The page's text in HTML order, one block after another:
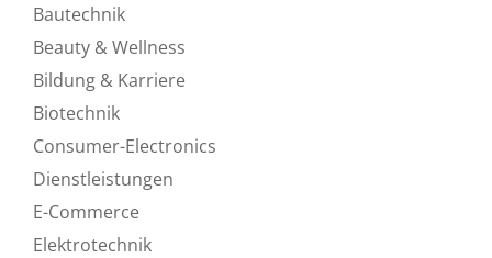
Bautechnik
Beauty & Wellness
Bildung & Karriere
Biotechnik
Consumer-Electronics
Dienstleistungen
E-Commerce
Elektrotechnik